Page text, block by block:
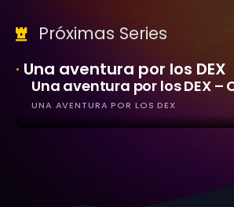
Próximas Series
· Una aventura por los DEX
Una aventura por los DEX –
UNA AVENTURA POR LOS DEX